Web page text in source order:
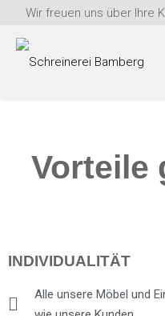
Wir freuen uns über Ihre
Vorteile
INDIVIDUALITÄT
Alle unsere Möbel und